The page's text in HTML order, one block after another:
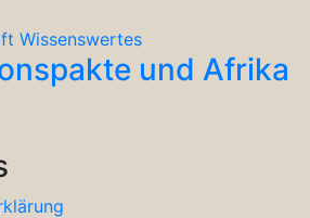
Wissenswertes
und Afrika